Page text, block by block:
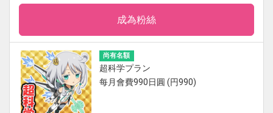
成為粉絲
尚有名額
超科学プラン
每月會費990日圓 (円990)